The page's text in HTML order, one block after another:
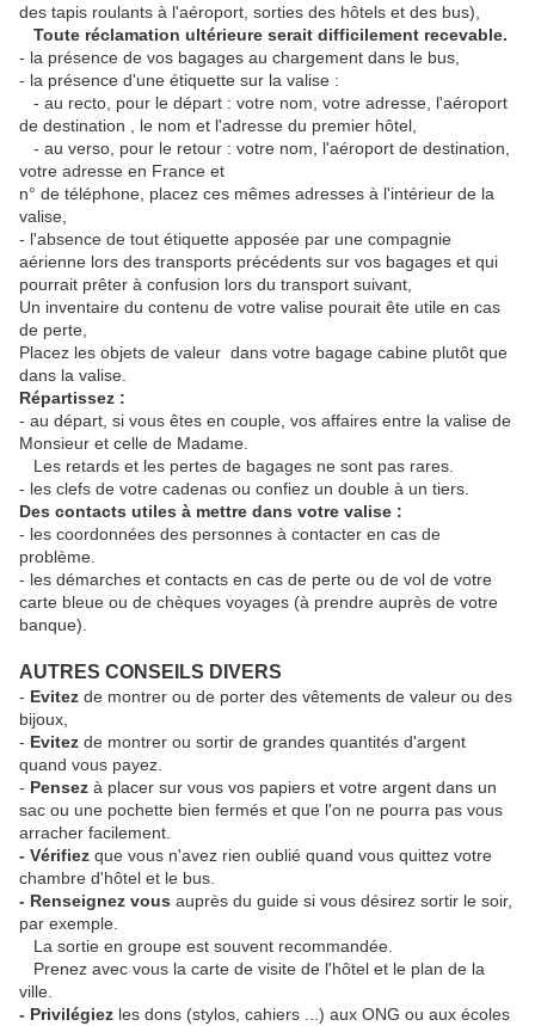
des tapis roulants à l'aéroport, sorties des hôtels et des bus),
Toute réclamation ultérieure serait difficilement recevable.
- la présence de vos bagages au chargement dans le bus,
- la présence d'une étiquette sur la valise :
- au recto, pour le départ : votre nom, votre adresse, l'aéroport
de destination , le nom et l'adresse du premier hôtel,
- au verso, pour le retour : votre nom, l'aéroport de destination,
votre adresse en France et
n° de téléphone, placez ces mêmes adresses à l'intérieur de la
valise,
- l'absence de tout étiquette apposée par une compagnie
aérienne lors des transports précédents sur vos bagages et qui
pourrait prêter à confusion lors du transport suivant,
Un inventaire du contenu de votre valise pourait ête utile en cas
de perte,
Placez les objets de valeur dans votre bagage cabine plutôt que
dans la valise.
Répartissez :
- au départ, si vous êtes en couple, vos affaires entre la valise de
Monsieur et celle de Madame.
Les retards et les pertes de bagages ne sont pas rares.
- les clefs de votre cadenas ou confiez un double à un tiers.
Des contacts utiles à mettre dans votre valise :
- les coordonnées des personnes à contacter en cas de
problème.
- les démarches et contacts en cas de perte ou de vol de votre
carte bleue ou de chèques voyages (à prendre auprès de votre
banque).
AUTRES CONSEILS DIVERS
- Evitez de montrer ou de porter des vêtements de valeur ou des
bijoux,
- Evitez de montrer ou sortir de grandes quantités d'argent
quand vous payez.
- Pensez à placer sur vous vos papiers et votre argent dans un
sac ou une pochette bien fermés et que l'on ne pourra pas vous
arracher facilement.
- Vérifiez que vous n'avez rien oublié quand vous quittez votre
chambre d'hôtel et le bus.
- Renseignez vous auprès du guide si vous désirez sortir le soir,
par exemple.
La sortie en groupe est souvent recommandée.
Prenez avec vous la carte de visite de l'hôtel et le plan de la
ville.
- Privilégiez les dons (stylos, cahiers ...) aux ONG ou aux écoles